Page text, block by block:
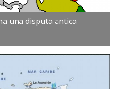
una disputa antica